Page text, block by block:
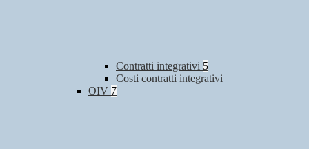
Contratti integrativi 5
Costi contratti integrativi
OIV 7